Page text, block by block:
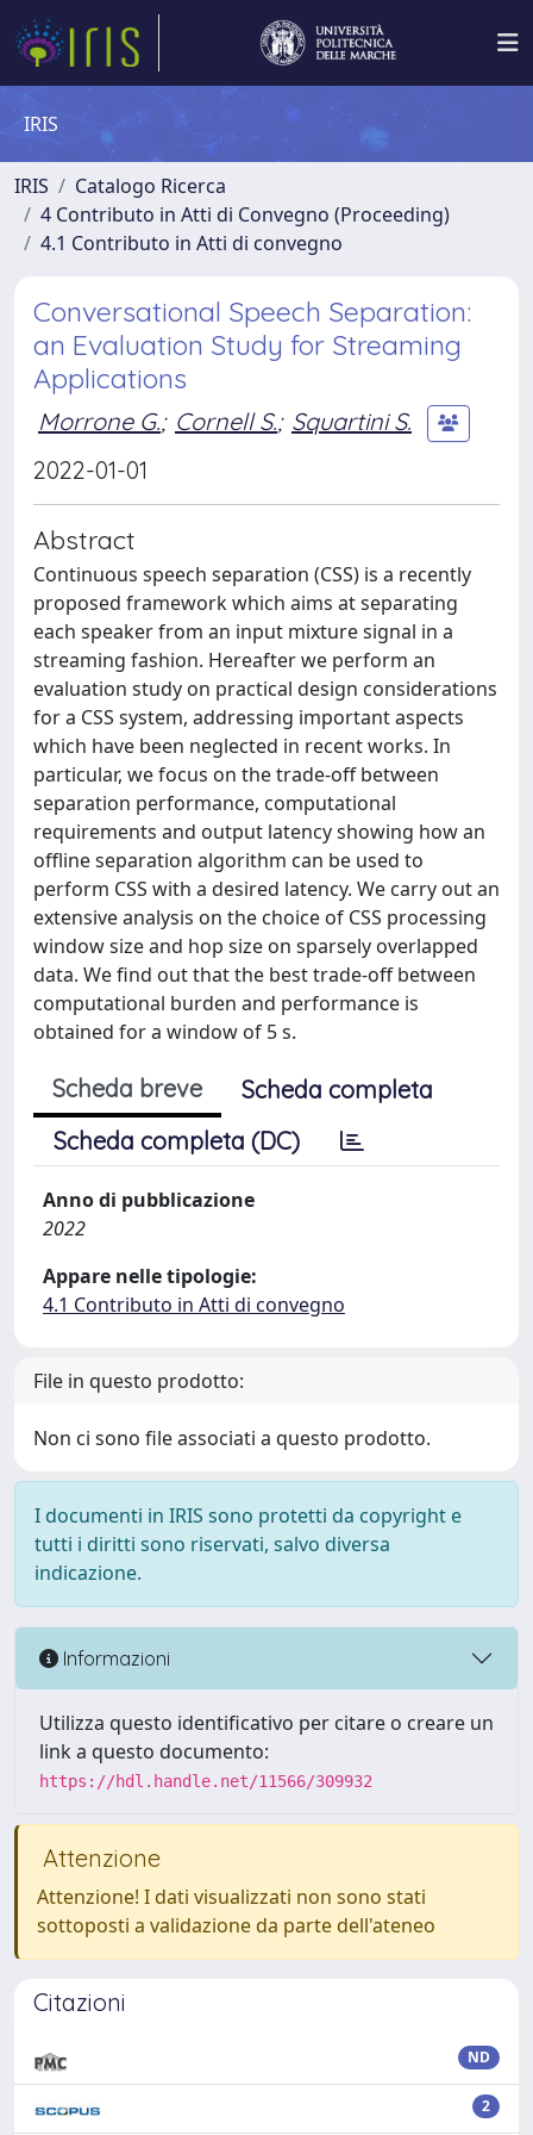
IRIS
IRIS
Catalogo Ricerca
4 Contributo in Atti di Convegno (Proceeding)
4.1 Contributo in Atti di convegno
Conversational Speech Separation:
an Evaluation Study for Streaming
Applications
Morrone G.; Cornell S.; Squartini S.
2022-01-01
Abstract
Continuous speech separation (CSS) is a recently
proposed framework which aims at separating
each speaker from an input mixture signal in a
streaming fashion. Hereafter we perform an
evaluation study on practical design considerations
for a CSS system, addressing important aspects
which have been neglected in recent works. In
particular, we focus on the trade-off between
separation performance, computational
requirements and output latency showing how an
offline separation algorithm can be used to
perform CSS with a desired latency. We carry out an
extensive analysis on the choice of CSS processing
window size and hop size on sparsely overlapped
data. We find out that the best trade-off between
computational burden and performance is
obtained for a window of 5 s.
Scheda breve
Scheda completa
Scheda completa (DC)
Anno di pubblicazione
2022
Appare nelle tipologie:
4.1 Contributo in Atti di convegno
File in questo prodotto:
Non ci sono file associati a questo prodotto.
I documenti in IRIS sono protetti da copyright e
tutti i diritti sono riservati, salvo diversa
indicazione.
Informazioni
Utilizza questo identificativo per citare o creare un
link a questo documento:
https://hdl.handle.net/11566/309932
Attenzione
Attenzione! I dati visualizzati non sono stati
sottoposti a validazione da parte dell'ateneo
Citazioni
ND
2